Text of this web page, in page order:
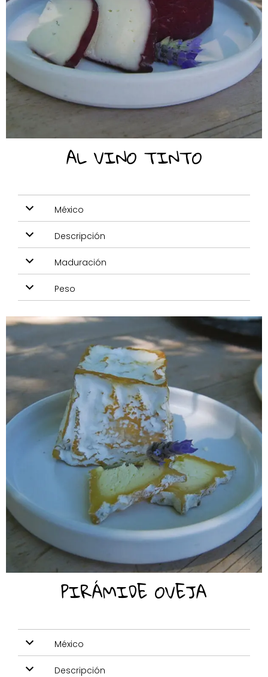
AL VINO TINTO
México
Descripción
Maduración
Peso
PIRÁMIDE OVEJA
México
Descripción